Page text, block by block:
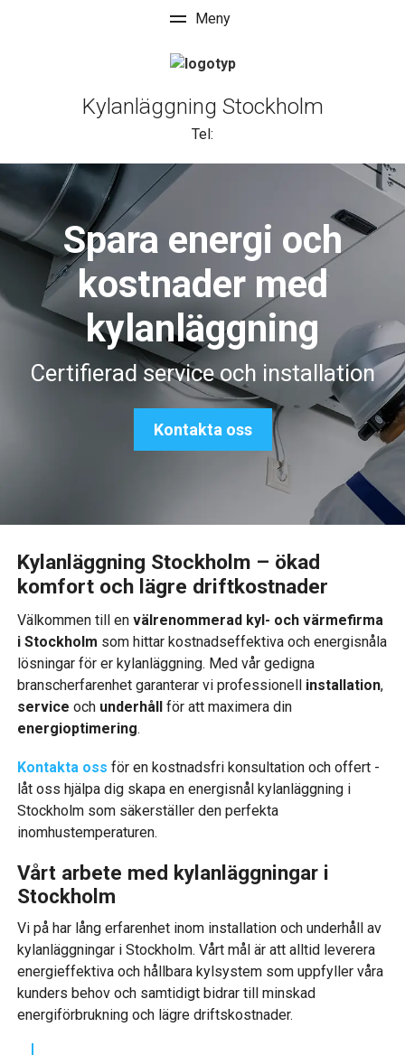
Kylanläggning Stockholm
Tel:
Spara energi och
kostnader med
kylanläggning
Certifierad service och installation
Kontakta oss
Kylanläggning Stockholm – ökad
komfort och lägre driftkostnader
Välkommen till envälrenommerad kyl- och värmefirma
i Stockholm som hittar kostnadseffektiva och energisnåla
lösningar för er kylanläggning. Med vår gedigna
branscherfarenhet garanterar vi professionell installation,
service och underhåll för att maximera din
energioptimering.
Kontakta oss för en kostnadsfri konsultation och offert -
låt oss hjälpa dig skapa en energisnål kylanläggning i
Stockholm som säkerställer den perfekta
inomhustemperaturen.
Vårt arbete med kylanläggningar i
Stockholm
Vi på har lång erfarenhet inom installation och underhåll av
kylanläggningar i Stockholm. Vårt mål är att alltid leverera
energieffektiva och hållbara kylsystem som uppfyller våra
kunders behov och samtidigt bidrar till minskad
energiförbrukning och lägre driftskostnader.